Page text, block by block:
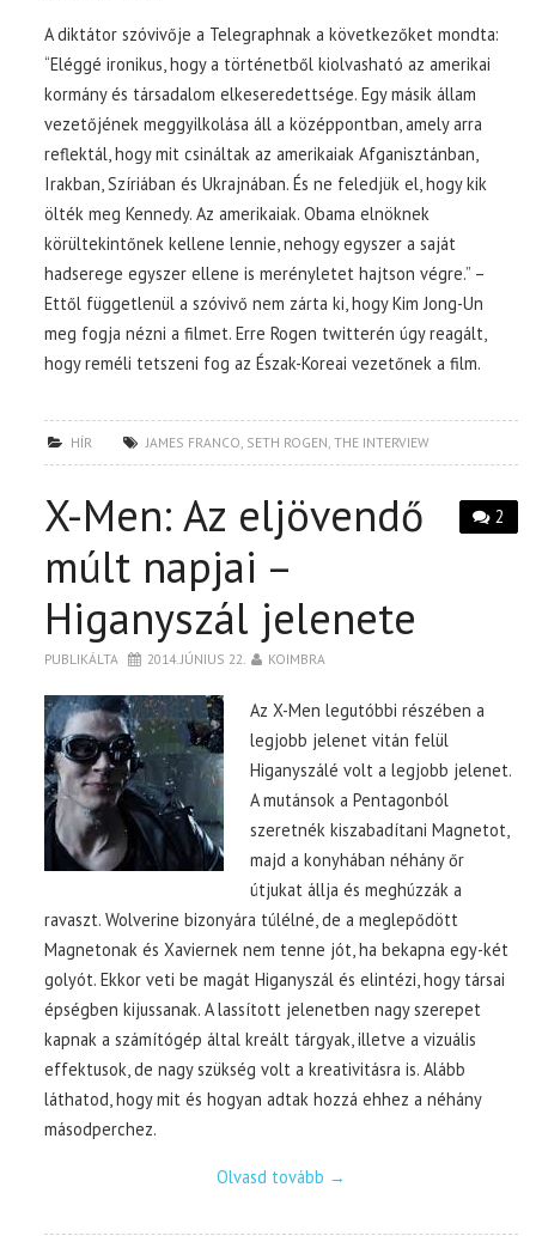
A diktátor szóvivője a Telegraphnak a következőket mondta:
“Eléggé ironikus, hogy a történetből kiolvasható az amerikai
kormány és társadalom elkeseredettsége. Egy másik állam
vezetőjének meggyilkolása áll a középpontban, amely arra
reflektál, hogy mit csináltak az amerikaiak Afganisztánban,
Irakban, Szíriában és Ukrajnában. És ne feledjük el, hogy kik
ölték meg Kennedy. Az amerikaiak. Obama elnöknek
körültekintőnek kellene lennie, nehogy egyszer a saját
hadserege egyszer ellene is merényletet hajtson végre.” –
Ettől függetlenül a szóvivő nem zárta ki, hogy Kim Jong-Un
meg fogja nézni a filmet. Erre Rogen twitterén úgy reagált,
hogy reméli tetszeni fog az Észak-Koreai vezetőnek a film.
HÍR JAMES FRANCO, SETH ROGEN,THE INTERVIEW
2
X-Men: Az eljövendő
múlt napjai –
Higanyszál jelenete
PUBLIKÁLTA 2014. JÚNIUS 22. KOIMBRA
Az X-Men legutóbbi részében a
legjobb jelenet vitán felül
Higanyszálé volt a legjobb jelenet.
A mutánsok a Pentagonból
szeretnék kiszabadítani Magnetot,
majd a konyhában néhány őr
útjukat állja és meghúzzák a
ravaszt. Wolverine bizonyára túlélné, de a meglepődött
Magnetonak és Xaviernek nem tenne jót, ha bekapna egy-két
golyót. Ekkor veti be magát Higanyszál és elintézi, hogy társai
épségben kijussanak. A lassított jelenetben nagy szerepet
kapnak a számítógép által kreált tárgyak, illetve a vizuális
effektusok, de nagy szükség volt a kreativitásra is. Alább
láthatod, hogy mit és hogyan adtak hozzá ehhez a néhány
másodperchez.
Olvasd tovább →